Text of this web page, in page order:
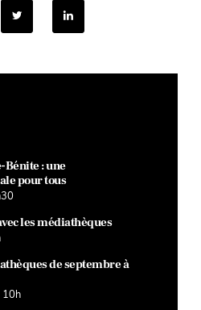
Bénite : une
pour tous
les médiathèques
de septembre à
10h